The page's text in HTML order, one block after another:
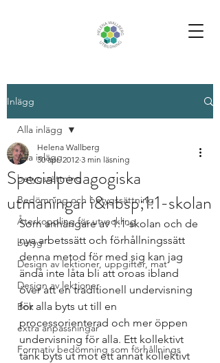
Inlägg
Alla inlägg
betygssättning
Bedömning och betygssättning
Återkoppling för utveckling
betyg
Design av lektioner, uppgifter, mat
Design av lektioner
Bok
extra anpassningar
Formativ bedömning som förhållnings
Alla inlägg
Specialpedagogiska
utmaningar i&nbsp;1:1-skolan
Helena Wallberg
30 apr. 2012 3 min läsning
Som anhängare av 1:1-skolan och de
nya arbetssätt och förhållningssätt
denna metod för med sig kan jag
ändå inte låta bli att oroas ibland
över att en traditionell undervisning
för alla byts ut till en
processorienterad och mer öppen
undervisning för alla. Ett kollektivt
tänk byts ut mot ett annat kollektivt